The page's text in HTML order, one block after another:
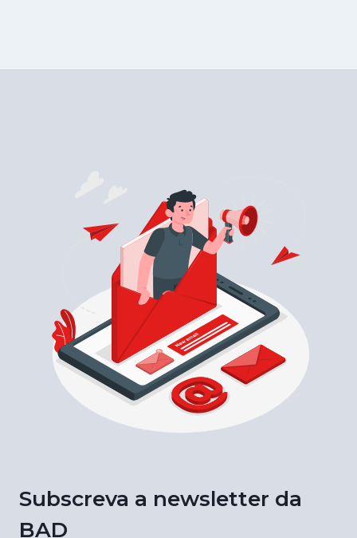
Subscreva a newsletter da
BAD